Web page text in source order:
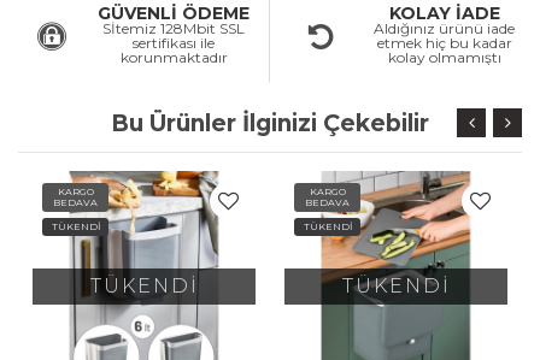
GÜVENLİ ÖDEME
Sİtemiz 128Mbit SSL
sertifikası ile
korunmaktadır
KOLAY İADE
Aldığınız ürünü iade
etmek hiç bu kadar
kolay olmamıştı
Bu Ürünler İlginizi Çekebilir
KARGO
BEDAVA
TÜKENDİ
TÜKENDİ
KARGO
BEDAVA
TÜKENDİ
TÜKENDİ